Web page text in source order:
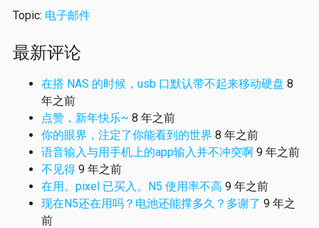
Topic: 电子邮件
最新评论
在搭 NAS 的时候，usb 口默认带不起来移动硬盘 8
年之前
点赞，新年快乐~ 8 年之前
你的眼界，注定了你能看到的世界 8 年之前
语音输入与用手机上的app输入并不冲突啊 9 年之前
不见得 9 年之前
在用。pixel 已买入。N5 使用率不高 9 年之前
现在N5还在用吗？电池还能撑多久？多谢了 9 年之
前